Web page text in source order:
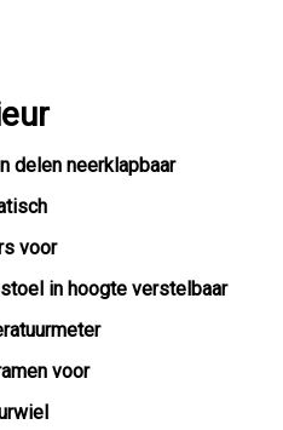
delen neerklapbaar
voor
in hoogte verstelbaar
voor